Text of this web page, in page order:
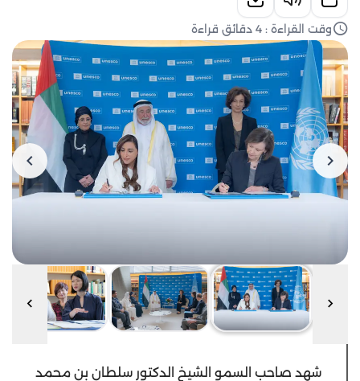
وقت القراءة : 4 دقائق قراءة
شهد صاحب السمو الشيخ الدكتور سلطان بن محمد